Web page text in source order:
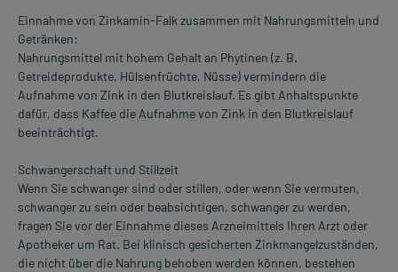
Einnahme von Zinkamin-Falk zusammen mit Nahrungsmitteln und
Getränken:
Nahrungsmittel mit hohem Gehalt an Phytinen (z. B.
Getreideprodukte, Hülsenfrüchte, Nüsse) vermindern die
Aufnahme von Zink in den Blutkreislauf. Es gibt Anhaltspunkte
dafür, dass Kaffee die Aufnahme von Zink in den Blutkreislauf
beeinträchtigt.
Schwangerschaft und Stillzeit
Wenn Sie schwanger sind oder stillen, oder wenn Sie vermuten,
schwanger zu sein oder beabsichtigen, schwanger zu werden,
fragen Sie vor der Einnahme dieses Arzneimittels Ihren Arzt oder
Apotheker um Rat. Bei klinisch gesicherten Zinkmangelzuständen,
die nicht über die Nahrung behoben werden können, bestehen